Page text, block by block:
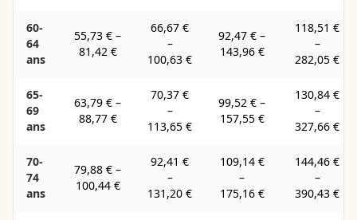
60-
64
ans
55,73 € –
81,42 €
66,67 €
–
100,63 €
92,47 € –
143,96 €
118,51 €
–
282,05 €
65-
69
ans
63,79 € –
88,77 €
70,37 €
–
113,65 €
99,52 € –
157,55 €
130,84 €
–
327,66 €
70-
74
ans
79,88 € –
100,44 €
92,41 €
–
131,20 €
109,14 €
–
175,16 €
144,46 €
–
390,43 €